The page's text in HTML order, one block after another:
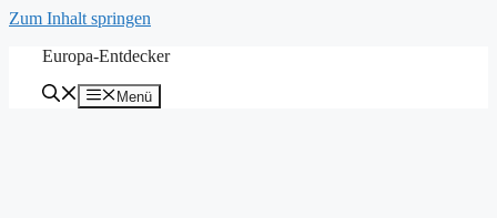
Zum Inhalt springen
Europa-Entdecker
Menü